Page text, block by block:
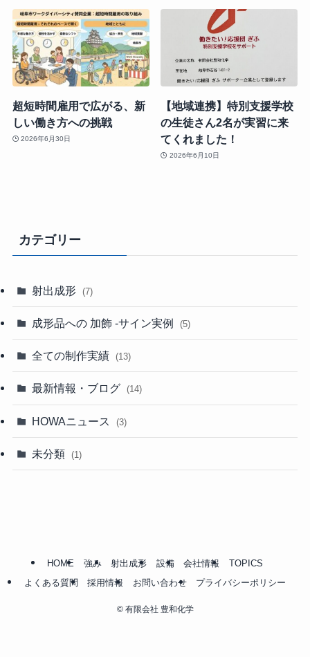
超短時間雇用で広がる、新
しい働き方への挑戦
2026年6月30日
【地域連携】特別支援学校
の生徒さん2名が実習に来
てくれました！
2026年6月10日
カテゴリー
射出成形 (7)
成形品への 加飾 -サイン実例 (5)
全ての制作実績 (13)
最新情報・ブログ (14)
HOWAニュース (3)
未分類 (1)
HOME 強み 射出成形 設備 会社情報
TOPICS
よくある質問
採用情報 お問い合わせ プライバシーポリシー
©有限会社 豊和化学